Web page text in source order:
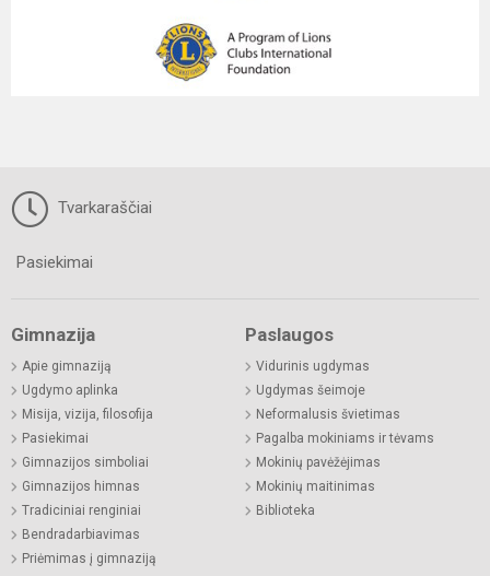
Tvarkaraščiai
Pasiekimai
Gimnazija
Apie gimnaziją
Ugdymo aplinka
Misija, vizija, filosofija
Pasiekimai
Gimnazijos simboliai
Gimnazijos himnas
Tradiciniai renginiai
Bendradarbiavimas
Priėmimas į gimnaziją
Paslaugos
Vidurinis ugdymas
Ugdymas šeimoje
Neformalusis švietimas
Pagalba mokiniams ir tėvams
Mokinių pavėžėjimas
Mokinių maitinimas
Biblioteka